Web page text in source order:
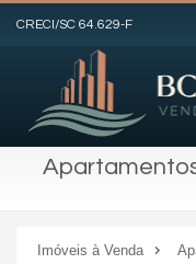
CRECI/SC 64.629-F
Imóveis à Venda